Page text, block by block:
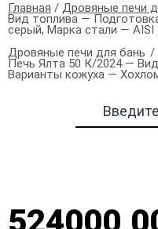
Главная / Дровяные печи
Вид топлива —
серый, Марка стали — AISI
Дровяные печи для бань
Печь Ялта 50 К/2024 —
Варианты кожуха —